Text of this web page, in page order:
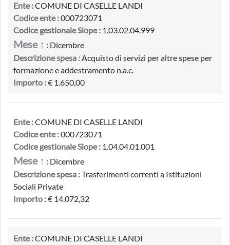
Ente :COMUNE DI CASELLE LANDI
Codice ente :000723071
Codice gestionale Siope : 1.03.02.04.999
Mese ↑ : Dicembre
Descrizione spesa :Acquisto di servizi per altre spese per
formazione e addestramento n.a.c.
Importo :€ 1.650,00
Ente :COMUNE DI CASELLE LANDI
Codice ente :000723071
Codice gestionale Siope : 1.04.04.01.001
Mese ↑ : Dicembre
Descrizione spesa :Trasferimenti correnti a Istituzioni
Sociali Private
Importo :€ 14.072,32
Ente :COMUNE DI CASELLE LANDI